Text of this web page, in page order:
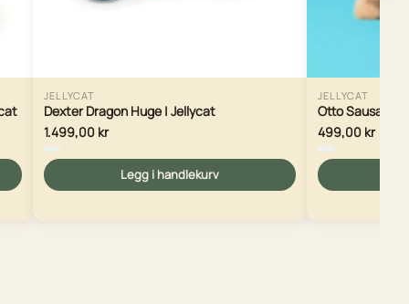
JELLYCAT
Dexter Dragon Huge | Jellycat
1.499,00 kr
Legg i handlekurv
JELLYCAT
Otto Sausage
499,00 kr